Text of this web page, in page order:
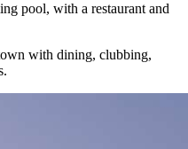
pool, with a restaurant and
with dining, clubbing,